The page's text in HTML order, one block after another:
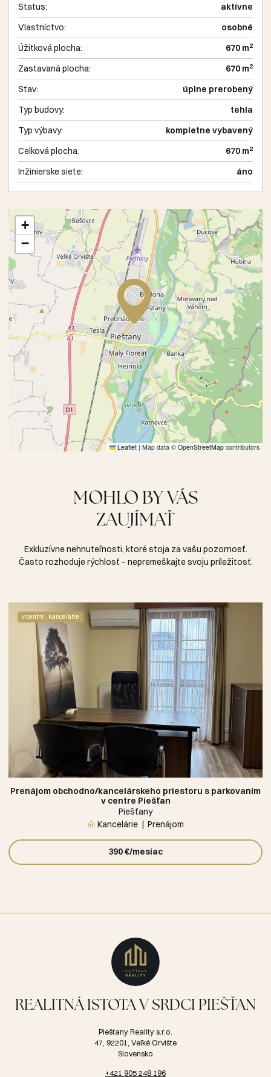
Status:
aktívne
Vlastníctvo:
osobné
Úžitková plocha:
670 m2
Zastavaná plocha: 670 m2
Stav:
úplne prerobený
Typ budovy:
tehla
Typ výbavy:
kompletne vybavený
Celková plocha:
670 m2
Inžinierske siete: áno
+
−
Leaflet | Map data © OpenStreetMap contributors
MOHLO BY VÁS
ZAUJÍMAŤ
Exkluzívne nehnuteľnosti, ktoré stoja za vašu pozornosť.
Často rozhoduje rýchlosť – nepremeškajte svoju príležitosť.
v centre , kancelárie
Prenájom obchodno/kancelárskeho priestoru s parkovaním
v centre Piešťan
Piešťany
Kancelárie
Prenájom
390 €/mesiac
REALITNÁ ISTOTA V SRDCI PIEŠŤAN
Piešťany Reality s.r.o.
47, 92201, Veľké Orvište
Slovensko
+421 905 248 196